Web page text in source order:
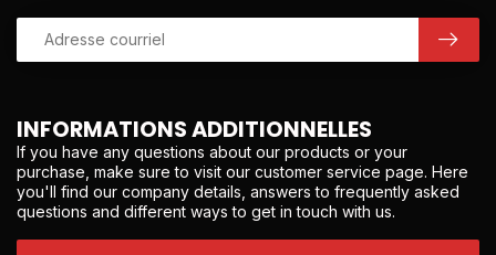
INFORMATIONS ADDITIONNELLES
If you have any questions about our products or your
purchase, make sure to visit our customer service page. Here
you'll find our company details, answers to frequently asked
questions and different ways to get in touch with us.